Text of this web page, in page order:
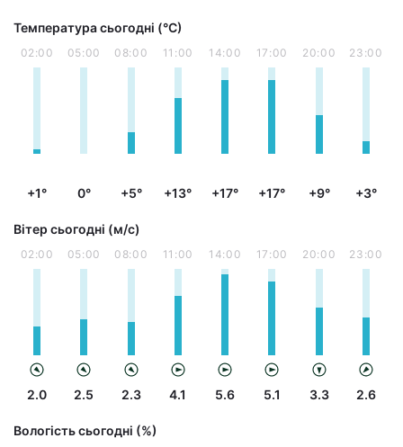
Температура сьогодні (°С)
02:00
+1°
05:00
0°
08:00
+5°
11:00
+13°
14:00
+17°
17:00
+17°
20:00
+9°
23:00
+3°
Вітер сьогодні (м/с)
02:00
2.0
05:00
2.5
08:00
2.3
11:00
4.1
14:00
5.6
17:00
5.1
20:00
3.3
23:00
2.6
Вологість сьогодні (%)